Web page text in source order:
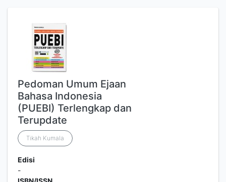
Pedoman Umum Ejaan
Bahasa Indonesia
(PUEBI) Terlengkap dan
Terupdate
Tikah Kumala
Edisi
-